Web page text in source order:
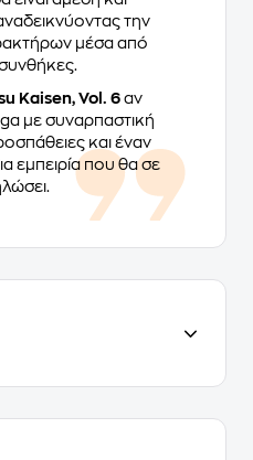
την
μέσα από
Kaisen, Vol. 6 αν
με συναρπαστική
και έναν
εμπειρία που θα σε